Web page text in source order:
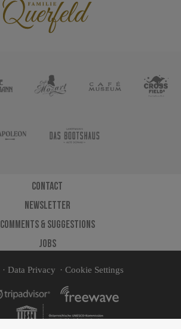
Contact
Newsletter
Comments & Suggestions
Jobs
Data Privacy Cookie Settings